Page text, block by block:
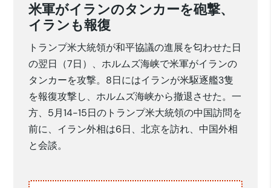
米軍がイランのタンカーを砲撃、
イランも報復
トランプ米大統領が和平協議の進展を匂わせた日
の翌日（7日）、ホルムズ海峡で米軍がイランの
タンカーを攻撃。8日にはイランが米駆逐艦3隻
を報復攻撃し、ホルムズ海峡から撤退させた。一
方、5月14-15日のトランプ米大統領の中国訪問を
前に、イラン外相は6日、北京を訪れ、中国外相
と会談。